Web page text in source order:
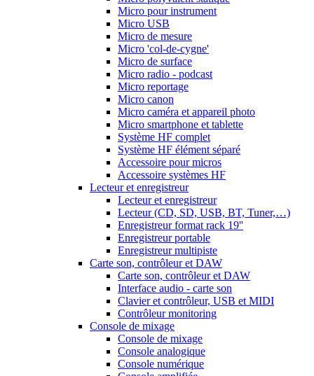
Micro pour instrument
Micro USB
Micro de mesure
Micro 'col-de-cygne'
Micro de surface
Micro radio - podcast
Micro reportage
Micro canon
Micro caméra et appareil photo
Micro smartphone et tablette
Système HF complet
Système HF élément séparé
Accessoire pour micros
Accessoire systèmes HF
Lecteur et enregistreur
Lecteur et enregistreur
Lecteur (CD, SD, USB, BT, Tuner,…)
Enregistreur format rack 19''
Enregistreur portable
Enregistreur multipiste
Carte son, contrôleur et DAW
Carte son, contrôleur et DAW
Interface audio - carte son
Clavier et contrôleur, USB et MIDI
Contrôleur monitoring
Console de mixage
Console de mixage
Console analogique
Console numérique